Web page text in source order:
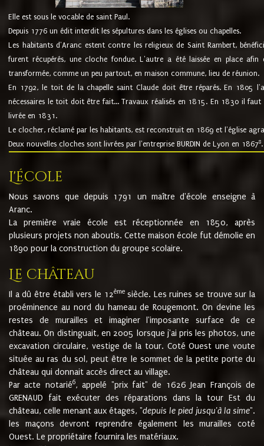
Elle est sous le vocable de saint Paul.
Depuis 1776 un édit interdit les sépultures dans les églises ou chapelles.
Les habitants d'Aranc estent contre les religieux de Saint Rambert,
furent récupérés, une cloche fondue. L'autre a été laissée en place
transformée, comme un peu partout, en maison commune, lieu de réunion.
En 1792, le toit de la chapelle saint Claude doit être réparés. En 1805
nécessaires le toit doit être fait... Travaux réalisés en 1815. En 1830 il
livrée en 1831.
Le clocher, réclamé par les habitants, est reconstruit en 1869 et l'église
Deux nouvelles cloches sont livrées par l'entreprise BURDIN de Lyon en 18678.
L'école
Nous savons que depuis 1791 un maître d'école enseigne à
Aranc.
La première vraie école est réceptionnée en 1850, après
plusieurs projets non aboutis. Cette maison école fut démolie en
1890 pour la construction du groupe scolaire.
Le château
Il a dû être établi vers le 12èmesiècle. Les ruines se trouve sur la
proéminence au nord du hameau de Rougemont. On devine les
restes de murailles et imaginer l'imposante surface de ce
château. On distinguait, en 2005 lorsque j'ai pris les photos, une
excavation circulaire, vestige de la tour. Coté Ouest une voute
située au ras du sol, peut être le sommet de la petite porte du
château qui donnait accès direct au village.
Par acte notarié6, appelé "prix fait" de 1626 Jean François de
GRENAUD fait exécuter des réparations dans la tour Est du
château, celle menant aux étages, "depuis le pied jusqu'à la sime".
les maçons devront reprendre également les murailles coté
Ouest. Le propriétaire fournira les matériaux.